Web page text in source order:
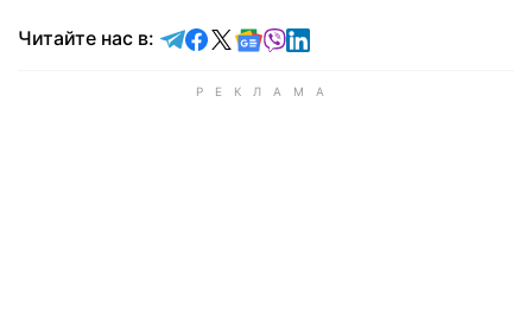
Читайте нас в: Читайте в Telegram
Читайте в Facebook
Читайте в X
Читайте в Google news
Читайте в Viber
Читайте в LinkedIn